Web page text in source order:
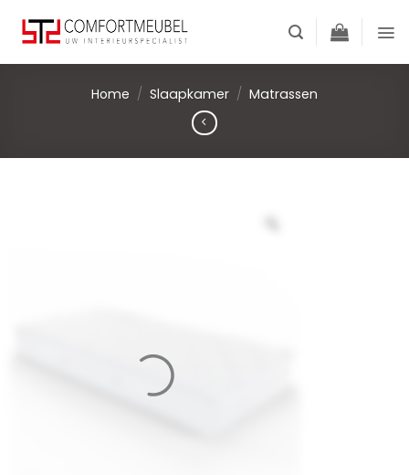
content
Home / Slaapkamer / Matrassen